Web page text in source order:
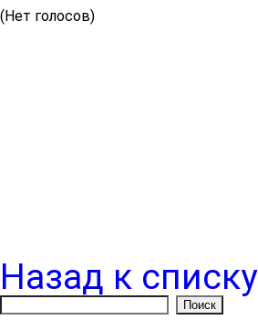
(Нет голосов)
Назад к списку